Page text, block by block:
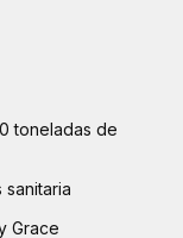
toneladas de
Grace